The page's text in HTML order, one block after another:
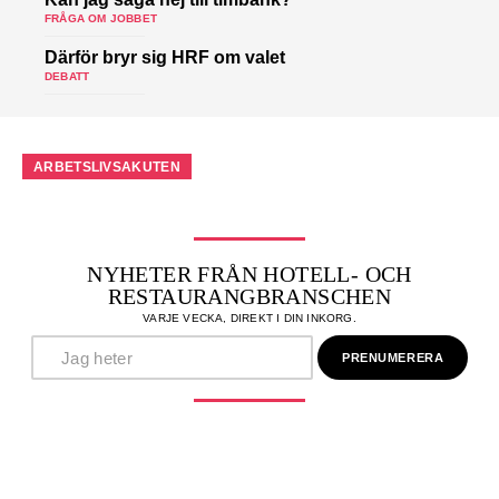
FRÅGA OM JOBBET
Därför bryr sig HRF om valet
DEBATT
ARBETSLIVSAKUTEN
NYHETER FRÅN HOTELL- OCH
RESTAURANGBRANSCHEN
VARJE VECKA, DIREKT I DIN INKORG.